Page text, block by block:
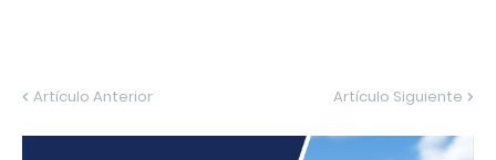
Artículo Anterior Artículo Siguiente